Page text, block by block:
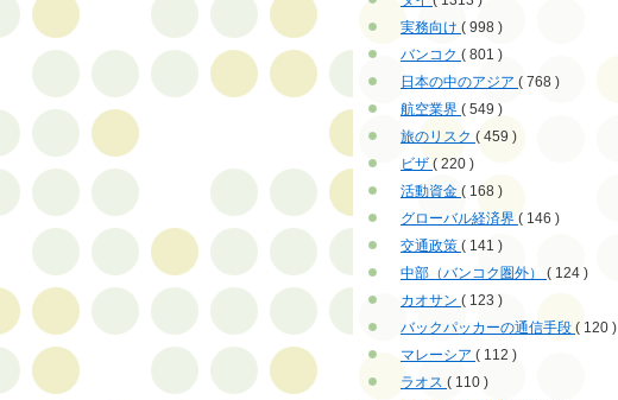
実務向け ( 998 )
バンコク ( 801 )
日本の中のアジア ( 768 )
航空業界 ( 549 )
旅のリスク ( 459 )
ビザ ( 220 )
活動資金 ( 168 )
グローバル経済界 ( 146 )
交通政策 ( 141 )
中部（バンコク圏外） ( 124 )
カオサン ( 123 )
バックパッカーの通信手段 ( 120 )
マレーシア ( 112 )
ラオス ( 110 )